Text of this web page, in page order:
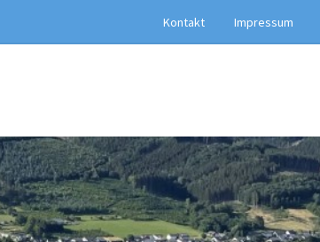
Kontakt Impressum